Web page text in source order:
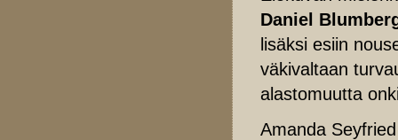
Daniel
lisäksi esiin
väkivaltaan
alastomuutta
Amanda